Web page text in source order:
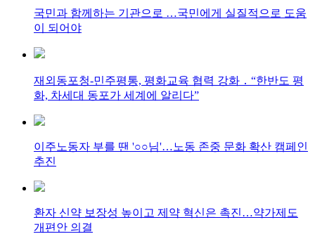
국민과 함께하는 기관으로 …국민에게 실질적으로 도움
이 되어야
재외동포청-민주평통, 평화교육 협력 강화 ․ “한반도 평
화, 차세대 동포가 세계에 알리다”
이주노동자 부를 땐 '○○님'…노동 존중 문화 확산 캠페인
추진
환자 신약 보장성 높이고 제약 혁신은 촉진…약가제도
개편안 의결